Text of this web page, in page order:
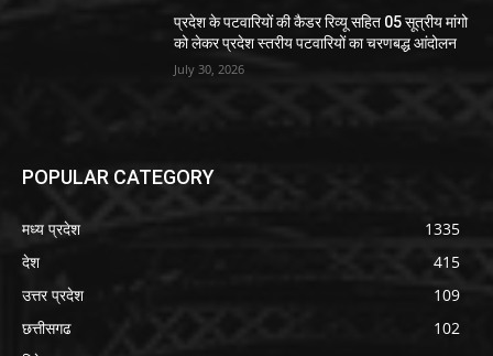
प्रदेश के पटवारियों की कैडर रिव्यू सहित 05 सूत्रीय मांगो
को लेकर प्रदेश स्तरीय पटवारियों का चरणबद्ध आंदोलन
July 30, 2026
POPULAR CATEGORY
मध्य प्रदेश
1335
देश
415
उत्तर प्रदेश
109
छत्तीसगढ
102